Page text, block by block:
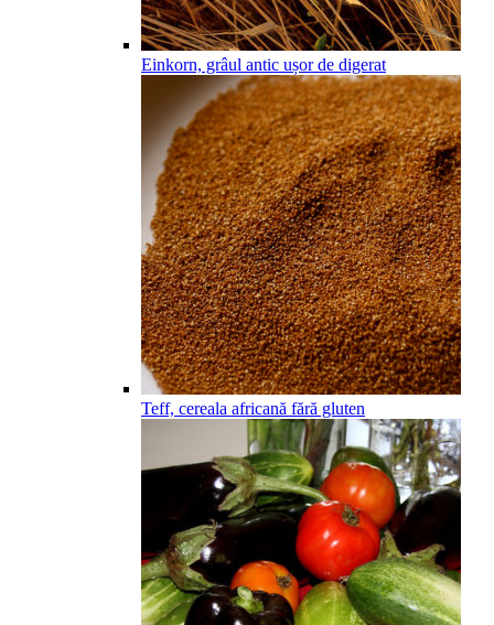
Einkorn, grâul antic ușor de digerat
Teff, cereala africană fără gluten